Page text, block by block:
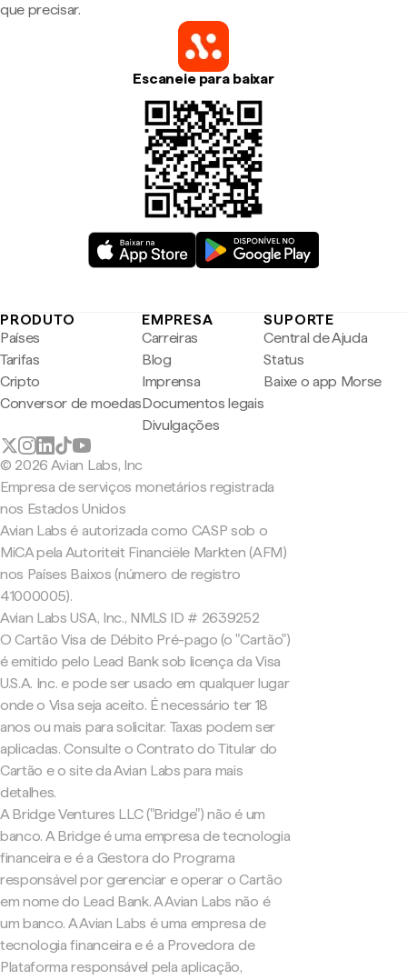
que precisar.
Escaneie para baixar
PRODUTO
Países
Tarifas
Cripto
Conversor de moedas
EMPRESA
Carreiras
Blog
Imprensa
Documentos legais
Divulgações
SUPORTE
Central de Ajuda
Status
Baixe o app Morse
© 2026 Avian Labs, Inc
Empresa de serviços monetários registrada
nos Estados Unidos
Avian Labs é autorizada como CASP sob o
MiCA pela Autoriteit Financiële Markten (AFM)
nos Países Baixos (número de registro
41000005).
Avian Labs USA, Inc., NMLS ID # 2639252
O Cartão Visa de Débito Pré-pago (o "Cartão")
é emitido pelo Lead Bank sob licença da Visa
U.S.A. Inc. e pode ser usado em qualquer lugar
onde o Visa seja aceito. É necessário ter 18
anos ou mais para solicitar. Taxas podem ser
aplicadas. Consulte o Contrato do Titular do
Cartão e o site da Avian Labs para mais
detalhes.
A Bridge Ventures LLC ("Bridge") não é um
banco. A Bridge é uma empresa de tecnologia
financeira e é a Gestora do Programa
responsável por gerenciar e operar o Cartão
em nome do Lead Bank. A Avian Labs não é
um banco. A Avian Labs é uma empresa de
tecnologia financeira e é a Provedora de
Plataforma responsável pela aplicação,